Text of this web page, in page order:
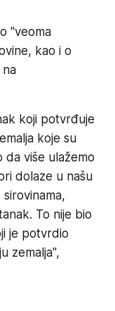
"veoma
kao i o
koji potvrđuje
koje su
da više ulažemo
dolaze u našu
To nije bio
je potvrdio
zemalja",